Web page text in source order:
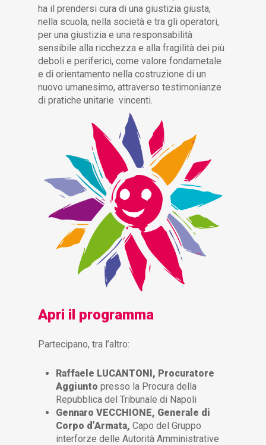
ha il prendersi cura di una giustizia giusta,
nella scuola, nella società e tra gli operatori,
per una giustizia e una responsabilità
sensibile alla ricchezza e alla fragilità dei più
deboli e periferici, come valore fondametale
e di orientamento nella costruzione di un
nuovo umanesimo, attraverso testimonianze
di pratiche unitarie vincenti.
Apri il programma
Partecipano, tra l’altro:
Raffaele LUCANTONI, Procuratore
Aggiunto presso la Procura della
Repubblica del Tribunale di Napoli
Gennaro VECCHIONE, Generale di
Corpo d’Armata,Capo del Gruppo
interforze delle Autorità Amministrative